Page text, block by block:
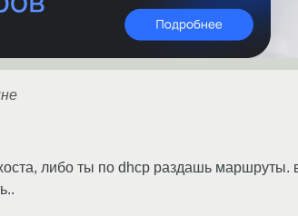
либо ты по dhcp раздашь